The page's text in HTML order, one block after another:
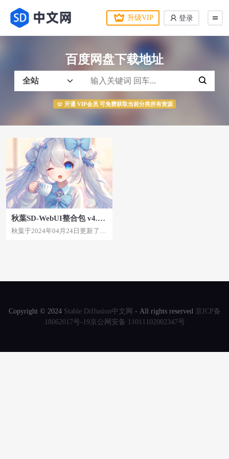
升级VIP 登录
百度网盘下载地址
开通 VIP会员 可免费获取当前分类所有资源
秋葉SD-WebUI整合包 v4.8
版本更新日志
秋葉于2024年04月24日更新了
Copyright © 2024 Stable Diffusion中文网 - All rights reserved 京ICP备
18062017号-19 京公网安备 11011102002347号